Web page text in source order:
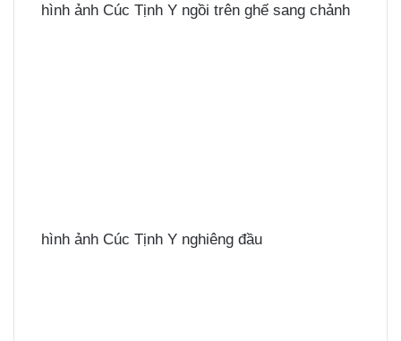
hình ảnh Cúc Tịnh Y ngồi trên ghế sang chảnh
hình ảnh Cúc Tịnh Y nghiêng đầu